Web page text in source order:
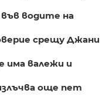
водите на
срещу Джани
има валежи и
още пет